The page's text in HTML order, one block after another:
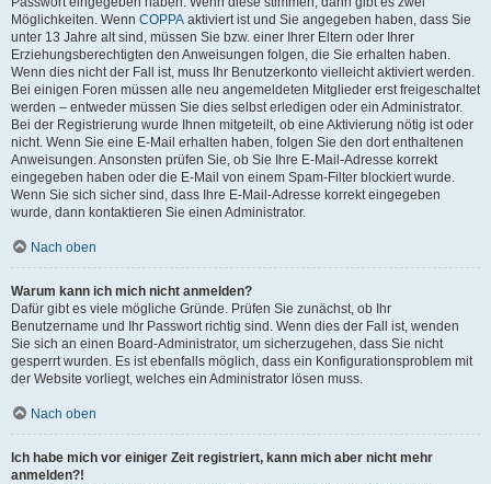
Möglichkeiten. Wenn COPPA aktiviert ist und Sie angegeben haben, dass Sie
unter 13 Jahre alt sind, müssen Sie bzw. einer Ihrer Eltern oder Ihrer
Erziehungsberechtigten den Anweisungen folgen, die Sie erhalten haben.
Wenn dies nicht der Fall ist, muss Ihr Benutzerkonto vielleicht aktiviert werden.
Bei einigen Foren müssen alle neu angemeldeten Mitglieder erst freigeschaltet
werden – entweder müssen Sie dies selbst erledigen oder ein Administrator.
Bei der Registrierung wurde Ihnen mitgeteilt, ob eine Aktivierung nötig ist oder
nicht. Wenn Sie eine E-Mail erhalten haben, folgen Sie den dort enthaltenen
Anweisungen. Ansonsten prüfen Sie, ob Sie Ihre E-Mail-Adresse korrekt
eingegeben haben oder die E-Mail von einem Spam-Filter blockiert wurde.
Wenn Sie sich sicher sind, dass Ihre E-Mail-Adresse korrekt eingegeben
wurde, dann kontaktieren Sie einen Administrator.
Nach oben
Warum kann ich mich nicht anmelden?
Dafür gibt es viele mögliche Gründe. Prüfen Sie zunächst, ob Ihr
Benutzername und Ihr Passwort richtig sind. Wenn dies der Fall ist, wenden
Sie sich an einen Board-Administrator, um sicherzugehen, dass Sie nicht
gesperrt wurden. Es ist ebenfalls möglich, dass ein Konfigurationsproblem mit
der Website vorliegt, welches ein Administrator lösen muss.
Nach oben
Ich habe mich vor einiger Zeit registriert, kann mich aber nicht mehr
anmelden?!